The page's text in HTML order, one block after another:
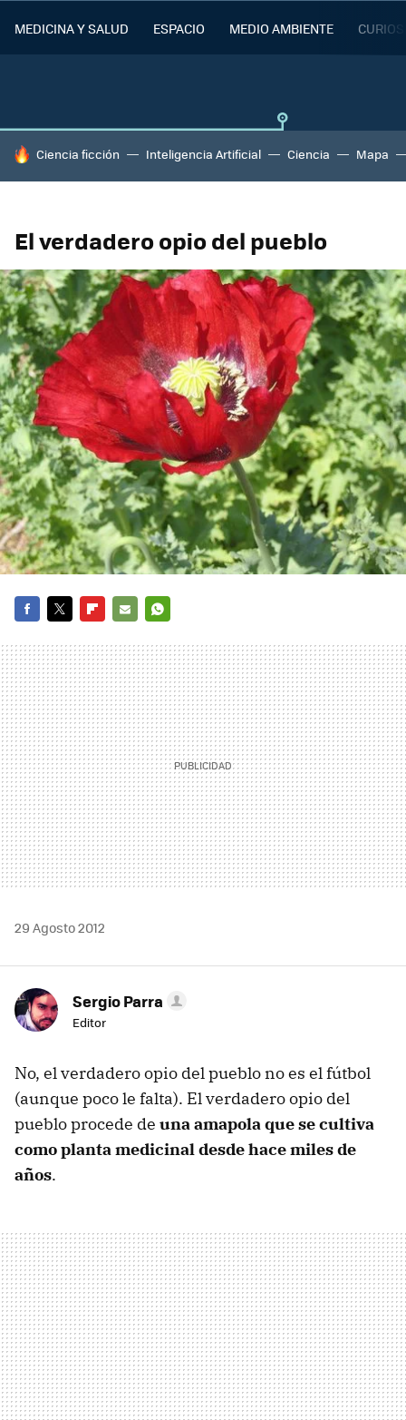
MEDICINA Y SALUD ESPACIO MEDIO AMBIENTE
HOY SE HABLA DE
Ciencia ficción Inteligencia Artificial Ciencia Mapa
El verdadero opio del pueblo
MAIL
29 Agosto 2012
Sergio Parra
Editor
No, el verdadero opio del pueblo no es el fútbol
(aunque poco le falta). El verdadero opio del
pueblo procede de una amapola que se cultiva
como planta medicinal desde hace miles de
años.